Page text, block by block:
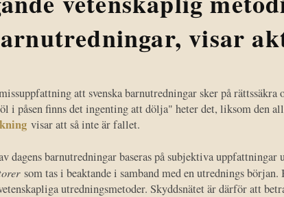
visar
att svenska barnutredningar sker på
i påsen finns det ingenting att dölja" heter det, liksom den
visar att så inte är fallet.
dagens barnutredningar baseras på subjektiva
som tas i beaktande i samband med en utrednings
utredningsmetoder. Skyddsnätet är därför att